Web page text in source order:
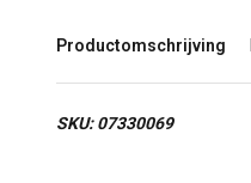
Productomschrijving
SKU: 07330069